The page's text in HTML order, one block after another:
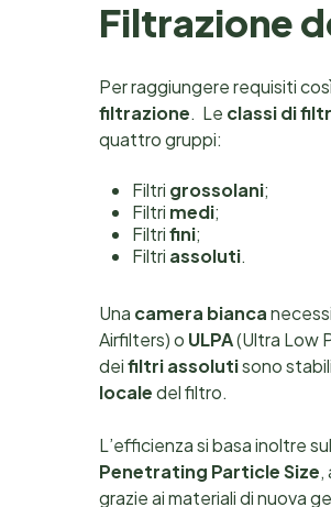
Filtrazione
Per raggiungere requisiti
filtrazione. Le classi di
quattro gruppi:
Filtri grossolani;
Filtri medi;
Filtrifini;
Filtri assoluti.
Una camera bianca
Airfilters) o ULPA(Ultra Low
deifiltri assolutisono
localedel filtro.
L’efficienza si basa inoltre
Penetrating Particle Size,
grazie ai materiali di nuova